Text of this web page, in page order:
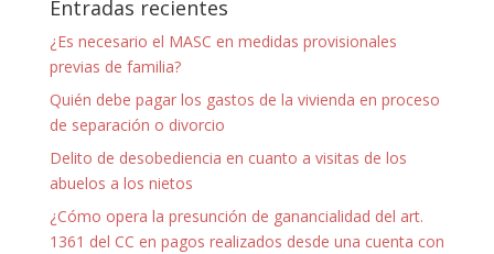
Entradas recientes
¿Es necesario el MASC en medidas provisionales
previas de familia?
Quién debe pagar los gastos de la vivienda en proceso
de separación o divorcio
Delito de desobediencia en cuanto a visitas de los
abuelos a los nietos
¿Cómo opera la presunción de ganancialidad del art.
1361 del CC en pagos realizados desde una cuenta con